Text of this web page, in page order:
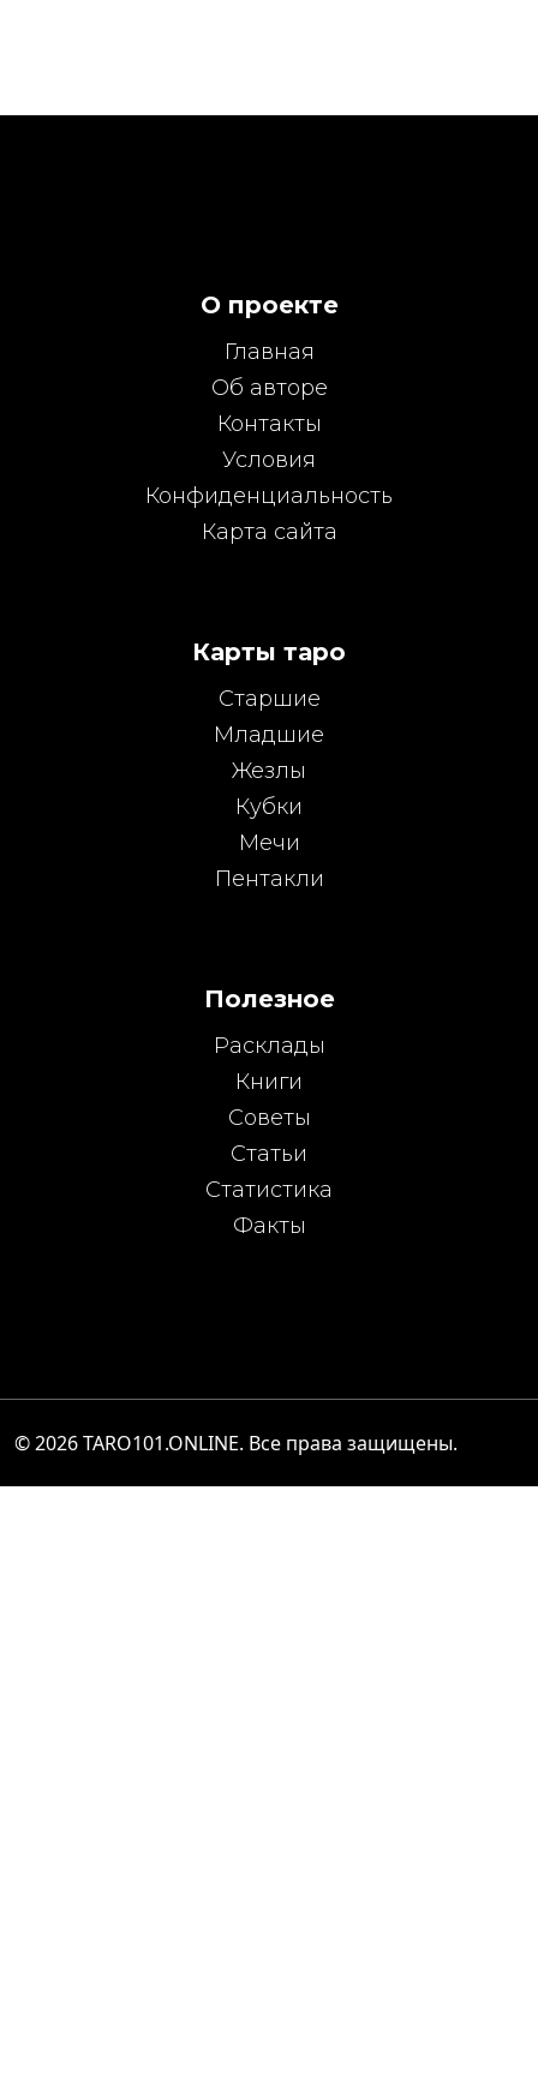
О проекте
Главная
Об авторе
Контакты
Условия
Конфиденциальность
Карта сайта
Карты таро
Старшие
Младшие
Жезлы
Кубки
Мечи
Пентакли
Полезное
Расклады
Книги
Советы
Статьи
Статистика
Факты
© 2026TARO101.ONLINE. Все права защищены.